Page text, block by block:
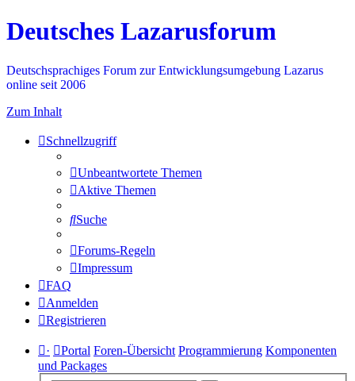
Deutsches Lazarusforum
Deutschsprachiges Forum zur Entwicklungsumgebung Lazarus
online seit 2006
Zum Inhalt
Schnellzugriff
Unbeantwortete Themen
Aktive Themen
Suche
Forums-Regeln
Impressum
FAQ
Anmelden
Registrieren
· Portal Foren-Übersicht Programmierung Komponenten
und Packages